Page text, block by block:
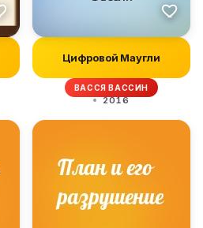
Цифровой Маугли
ВАССЯ ВАССИН
2016